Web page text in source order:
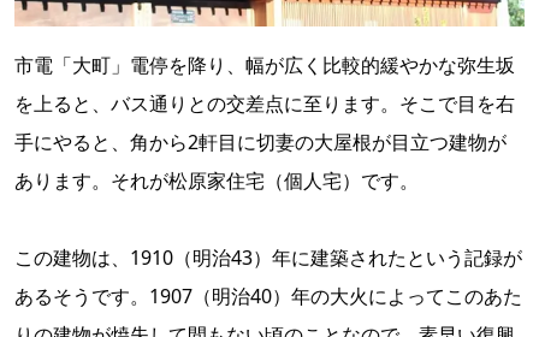
市電「大町」電停を降り、幅が広く比較的緩やかな弥生坂
を上ると、バス通りとの交差点に至ります。そこで目を右
手にやると、角から2軒目に切妻の大屋根が目立つ建物が
あります。それが松原家住宅（個人宅）です。
この建物は、1910（明治43）年に建築されたという記録が
あるそうです。1907（明治40）年の大火によってこのあた